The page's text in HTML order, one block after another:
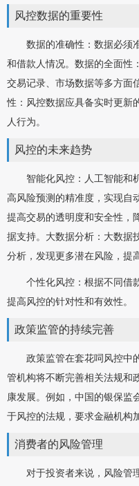
风控数据的重要性
数据的准确性：数据必须
和借款人情况。数据的全面性
交易记录、市场数据等多方面
性：风控数据应具备实时更新
人行为。
风控的未来趋势
智能化风控：人工智能和
高风险预测的精准度，实现自
提高交易的透明度和安全性，
据支持。大数据分析：大数据
分析，发现更多潜在风险，提
个性化风控：根据不同借
提高风控的针对性和有效性。
政策监管的持续完善
政策监管在套花呞风控中
管机构将不断完善相关法规和
康发展。例如，中国的银保监
于风控的法规，要求金融机构
消费者的风险管理
对于投资者来说，风险管